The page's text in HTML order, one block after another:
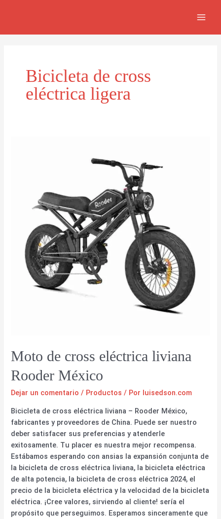
Bicicleta de cross
eléctrica ligera
Moto de cross eléctrica liviana
Rooder México
Dejar un comentario / Productos / Por luisedson.com
Bicicleta de cross eléctrica liviana – Rooder México,
fabricantes y proveedores de China. Puede ser nuestro
deber satisfacer sus preferencias y atenderle
exitosamente. Tu placer es nuestra mejor recompensa.
Estábamos esperando con ansias la expansión conjunta de
la bicicleta de cross eléctrica liviana, la bicicleta eléctrica
de alta potencia, la bicicleta de cross eléctrica 2024, el
precio de la bicicleta eléctrica y la velocidad de la bicicleta
eléctrica. ¡Cree valores, sirviendo al cliente! sería el
propósito que perseguimos. Esperamos sinceramente que